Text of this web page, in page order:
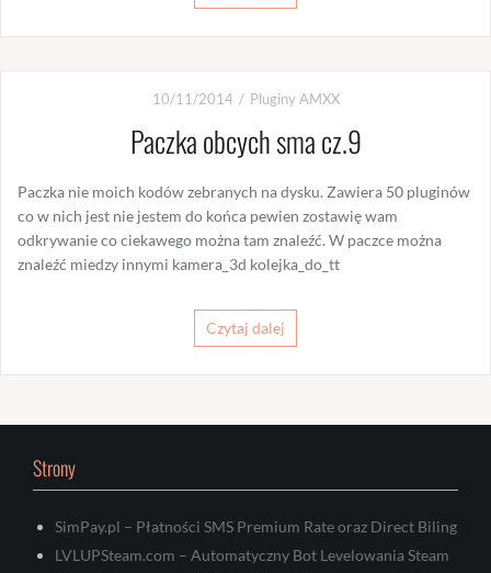
10/11/2014 Pluginy AMXX
Paczka obcych sma cz.9
Paczka nie moich kodów zebranych na dysku. Zawiera 50 pluginów
co w nich jest nie jestem do końca pewien zostawię wam
odkrywanie co ciekawego można tam znaleźć. W paczce można
znaleźć miedzy innymi kamera_3d kolejka_do_tt
Czytaj dalej
Strony
SimPay.pl – Płatności SMS Premium Rate oraz Direct Biling
LVLUPSteam.com – Automatyczny Bot Levelowania Steam